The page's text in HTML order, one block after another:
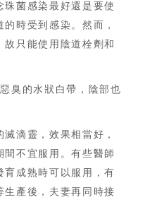
菌感染最好還是要使
時受到感染。然而，
只能使用陰道栓劑和
臭的水狀白帶，陰部也
滴靈，效果相當好，
不宜服用。有些醫師
育成熟時可以服用，有
生產後，夫妻再同時接